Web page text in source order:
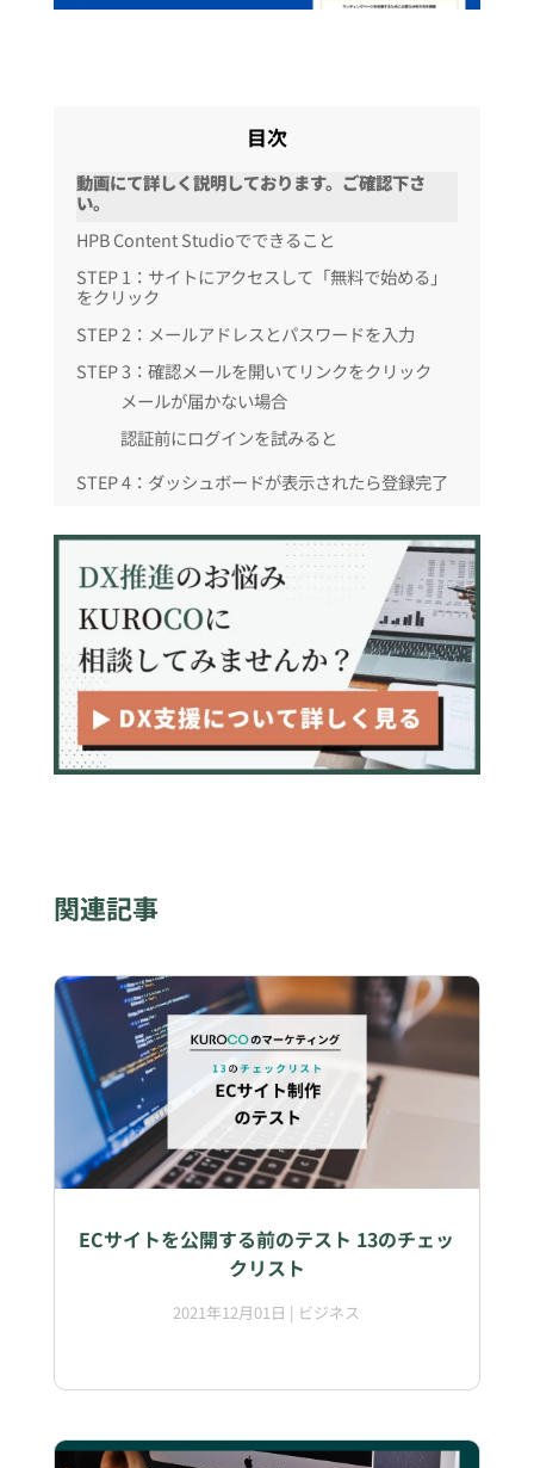
目次
動画にて詳しく説明しております。ご確認下さ
い。
HPB Content Studioでできること
STEP 1：サイトにアクセスして「無料で始める」
をクリック
STEP 2：メールアドレスとパスワードを入力
STEP 3：確認メールを開いてリンクをクリック
メールが届かない場合
認証前にログインを試みると
STEP 4：ダッシュボードが表示されたら登録完了
ます
関連記事
ECサイトを公開する前のテスト 13のチェッ
クリスト
2021年12月01日 | ビジネス